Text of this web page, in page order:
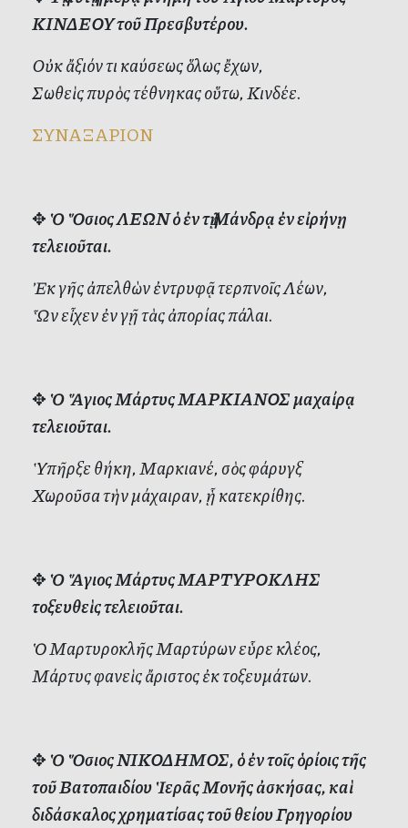
ΚΙΝΔΕΟΥ τοῦ Πρεσβυτέρου.
Οὐκ ἄξιόν τι καύσεως ὅλως ἔχων,
Σωθεὶς πυρὸς τέθνηκας οὕτω, Κινδέε.
ΣΥΝΑΞΑΡΙΟΝ
✥ Ὁ Ὅσιος ΛΕΩΝ ὁ ἐν τῇ Μάνδρᾳ ἐν εἰρήνῃ
τελειοῦται.
Ἐκ γῆς ἀπελθὼν ἐντρυφᾷ τερπνοῖς Λέων,
Ὧν εἶχεν ἐν γῇ τὰς ἀπορίας πάλαι.
✥ Ὁ Ἅγιος Μάρτυς ΜΑΡΚΙΑΝΟΣ μαχαίρᾳ
τελειοῦται.
Ὑπῆρξε θήκη, Μαρκιανέ, σὸς φάρυγξ
Χωροῦσα τὴν μάχαιραν, ᾗ κατεκρίθης.
✥ Ὁ Ἅγιος Μάρτυς ΜΑΡΤΥΡΟΚΛΗΣ
τοξευθεὶς τελειοῦται.
Ὁ Μαρτυροκλῆς Μαρτύρων εὗρε κλέος,
Μάρτυς φανεὶς ἄριστος ἐκ τοξευμάτων.
✥ Ὁ Ὅσιος ΝΙΚΟΔΗΜΟΣ, ὁ ἐν τοῖς ὁρίοις τῆς
τοῦ Βατοπαιδίου Ἱερᾶς Μονῆς ἀσκήσας, καὶ
διδάσκαλος χρηματίσας τοῦ θείου Γρηγορίου